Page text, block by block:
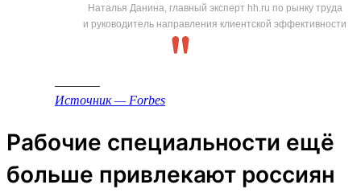
Наталья Данина, главный эксперт hh.ru по рынку труда
и руководитель направления клиентской эффективности
Источник — Forbes
Рабочие специальности ещё
больше привлекают россиян